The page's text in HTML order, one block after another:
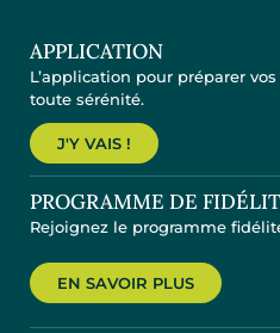
APPLICATION
L’application pour préparer
toute sérénité.
J'Y VAIS !
PROGRAMME DE
Rejoignez le programme
EN SAVOIR PLUS